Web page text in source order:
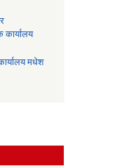
कार्यालय
मधेश